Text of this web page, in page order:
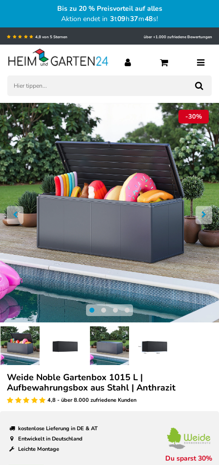
Bis zu 20 % Preisvorteil auf alles
Aktion endet in 3t09h37m47s!
4,8 von 5 Sternen über +1.000 zufriedene Bewertungen
-30%
Weide Noble Gartenbox 1015 L |
Aufbewahrungsbox aus Stahl | Anthrazit
4,8 - über 8.000 zufriedene Kunden
kostenlose Lieferung in DE & AT
Entwickelt in Deutschland
Leichte Montage
Du sparst 30%